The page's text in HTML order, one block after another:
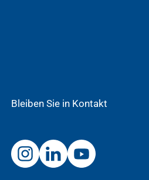
Bleiben Sie in Kontakt